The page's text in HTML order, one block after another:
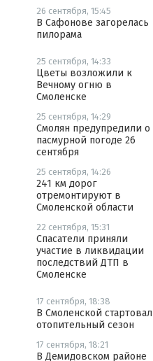
26 сентября, 15:45
В Сафонове загорелась
пилорама
25 сентября, 14:33
Цветы возложили к
Вечному огню в
Смоленске
25 сентября, 14:29
Смолян предупредили о
пасмурной погоде 26
сентября
25 сентября, 14:26
241 км дорог
отремонтируют в
Смоленской области
22 сентября, 15:31
Спасатели приняли
участие в ликвидации
последствий ДТП в
Смоленске
17 сентября, 18:38
В Смоленской стартовал
отопительный сезон
17 сентября, 18:21
В Демидовском районе